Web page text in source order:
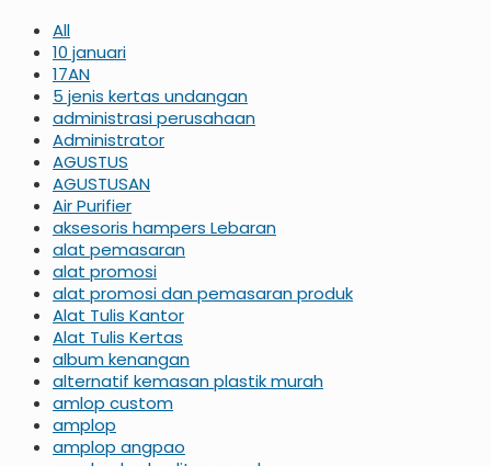
All
10 januari
17AN
5 jenis kertas undangan
administrasi perusahaan
Administrator
AGUSTUS
AGUSTUSAN
Air Purifier
aksesoris hampers Lebaran
alat pemasaran
alat promosi
alat promosi dan pemasaran produk
Alat Tulis Kantor
Alat Tulis Kertas
album kenangan
alternatif kemasan plastik murah
amlop custom
amplop
amplop angpao